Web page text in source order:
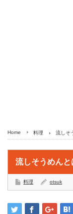
Home 料理 流しそ
流しそうめんと
料理 otsuk